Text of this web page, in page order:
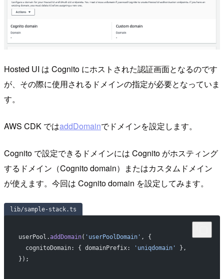
Hosted UI は Cognito にホストされた認証画面となるのです
が、その際に使用されるドメインの指定が必要となっていま
す。
AWS CDK ではaddDomainでドメインを設定します。
Cognito で設定できるドメインには Cognito がホスティング
するドメイン（Cognito domain）またはカスタムドメイン
が使えます。今回は Cognito domain を設定してみます。
lib/sample-stack.ts
userPool.addDomain( 'userPoolDomain' , {
  cognitoDomain: { domainPrefix:
'uniqdomain'
},
});